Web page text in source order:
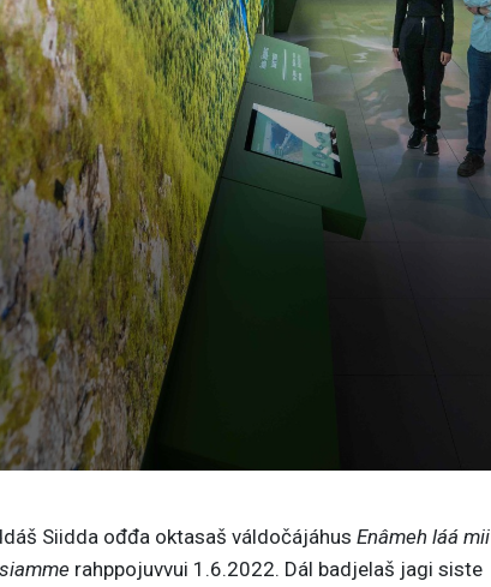
Siidda ođđa oktasaš váldočájáhus Enâmeh láá mii
rahppojuvvui 1.6.2022. Dál badjelaš jagi siste